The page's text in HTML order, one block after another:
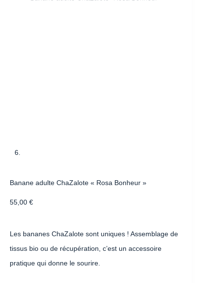
Banane adulte ChaZalote « Rosa Bonheur »
55,00 €
Les bananes ChaZalote sont uniques ! Assemblage de
tissus bio ou de récupération, c’est un accessoire
pratique qui donne le sourire.